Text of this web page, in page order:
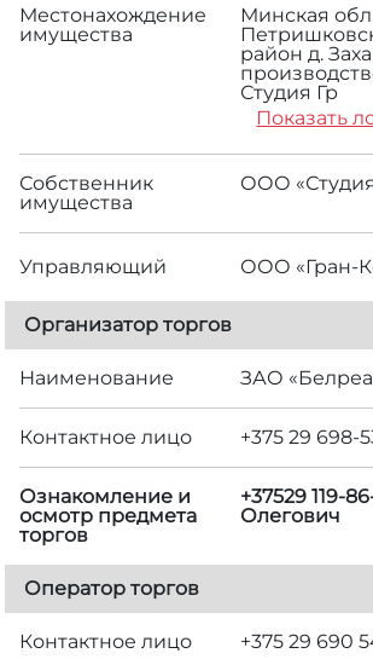
Местонахождение
имущества
Минская
район д.
Студия Гр
Показать
Собственник
имущества
ООО
Управляющий ООО «Гран-
Организатор торгов
Наименование ЗАО
Контактное лицо +375 29 698-
Ознакомление и
осмотр предмета
торгов
+37529 119-
Олегович
Оператор торгов
Контактное лицо +375 29 690